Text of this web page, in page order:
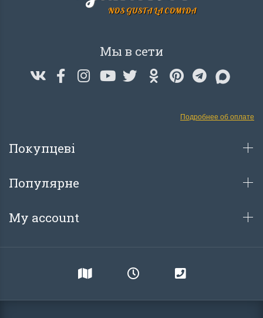
NOS GUSTA LA COMIDA
Мы в сети
Подробнее об оплате
Покупцеві
Популярне
My account